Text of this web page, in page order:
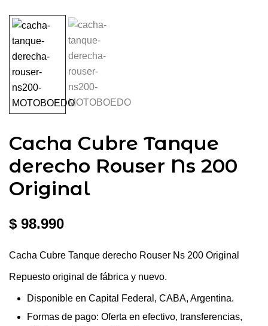
Cacha Cubre Tanque
derecho Rouser Ns 200
Original
$ 98.990
Cacha Cubre Tanque derecho Rouser Ns 200 Original
Repuesto original de fábrica y nuevo.
Disponible en Capital Federal, CABA, Argentina.
Formas de pago: Oferta en efectivo, transferencias,